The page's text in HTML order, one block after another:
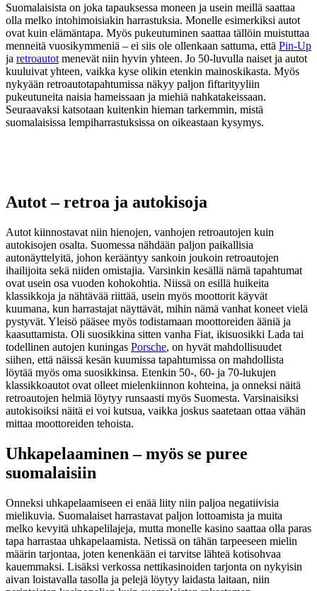
Suomalaisista on joka tapauksessa moneen ja usein meillä saattaa
olla melko intohimoisiakin harrastuksia. Monelle esimerkiksi autot
ovat kuin elämäntapa. Myös pukeutuminen saattaa tällöin muistuttaa
menneitä vuosikymmeniä – ei siis ole ollenkaan sattuma, että Pin-Up
ja retroautot menevät niin hyvin yhteen. Jo 50-luvulla naiset ja autot
kuuluivat yhteen, vaikka kyse olikin etenkin mainoskikasta. Myös
nykyään retroautotapahtumissa näkyy paljon fiftarityyliin
pukeutuneita naisia hameissaan ja miehiä nahkatakeissaan.
Seuraavaksi katsotaan kuitenkin hieman tarkemmin, mistä
suomalaisissa lempiharrastuksissa on oikeastaan kysymys.
Autot – retroa ja autokisoja
Autot kiinnostavat niin hienojen, vanhojen retroautojen kuin
autokisojen osalta. Suomessa nähdään paljon paikallisia
autonäyttelyitä, johon kerääntyy sankoin joukoin retroautojen
ihailijoita sekä niiden omistajia. Varsinkin kesällä nämä tapahtumat
ovat usein osa vuoden kohokohtia. Niissä on esillä huikeita
klassikkoja ja nähtävää riittää, usein myös moottorit käyvät
kuumana, kun harrastajat näyttävät, mihin nämä vanhat koneet vielä
pystyvät. Yleisö pääsee myös todistamaan moottoreiden ääniä ja
kaasuttamista. Oli suosikkina sitten vanha Fiat, ikisuosikki Lada tai
todellinen autojen kuningas Porsche, on hyvät mahdollisuudet
siihen, että näissä kesän kuumissa tapahtumissa on mahdollista
löytää myös oma suosikkinsa. Etenkin 50-, 60- ja 70-lukujen
klassikkoautot ovat olleet mielenkiinnon kohteina, ja onneksi näitä
retroautojen helmiä löytyy runsaasti myös Suomesta. Varsinaisiksi
autokisoiksi näitä ei voi kutsua, vaikka joskus saatetaan ottaa vähän
mittaa moottoreiden tehoista.
Uhkapelaaminen – myös se puree
suomalaisiin
Onneksi uhkapelaamiseen ei enää liity niin paljoa negatiivisia
mielikuvia. Suomalaiset harrastavat paljon lottoamista ja muita
melko kevyitä uhkapelilajeja, mutta monelle kasino saattaa olla paras
tapa harrastaa uhkapelaamista. Netissä on tähän tarpeeseen mielin
määrin tarjontaa, joten kenenkään ei tarvitse lähteä kotisohvaa
kauemmaksi. Lisäksi verkossa nettikasinoiden tarjonta on nykyisin
aivan loistavalla tasolla ja pelejä löytyy laidasta laitaan, niin